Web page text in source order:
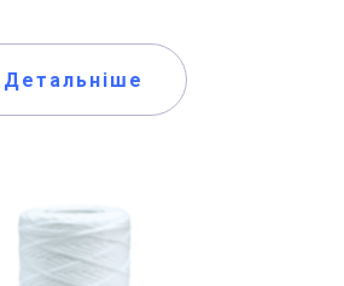
Детальніше